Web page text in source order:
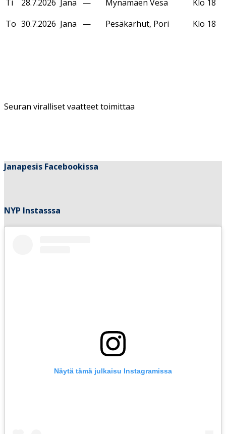
Ti
28.7.2026 Jana — Mynämäen Vesa
Klo 18
To 30.7.2026 Jana — Pesäkarhut, Pori Klo 18
Seuran viralliset vaatteet toimittaa
Janapesis Facebookissa
NYP Instasssa
Näytä tämä julkaisu Instagramissa